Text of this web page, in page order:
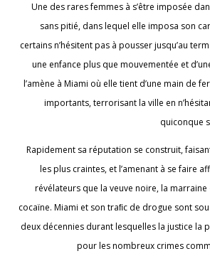
Une des rares femmes à s’être imposée
sans pitié, dans lequel elle imposa son
certains n’hésitent pas à pousser jusqu’au
une enfance plus que mouvementée et
l’amène à Miami où elle tient d’une main de
importants, terrorisant la ville en
quiconque
Rapidement sa réputation se construit,
les plus craintes, et l’amenant à se faire
révélateurs que la veuve noire, la
cocaïne. Miami et son traﬁc de drogue sont
deux décennies durant lesquelles la justice la
pour les nombreux crimes